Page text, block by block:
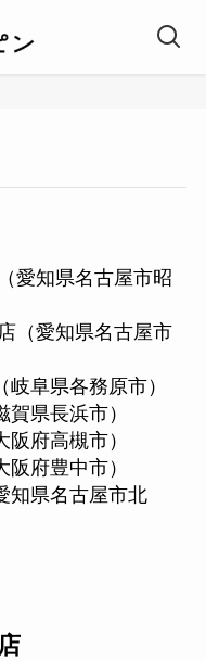
愛知県名古屋市昭
（愛知県名古屋市
阜県各務原市）
県長浜市）
府高槻市）
府豊中市）
知県名古屋市北